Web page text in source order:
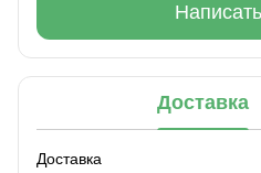
Доставка
Доставка